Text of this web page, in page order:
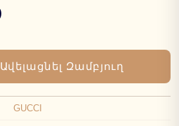
Ավելացնել Զամբյուղ
GUCCI